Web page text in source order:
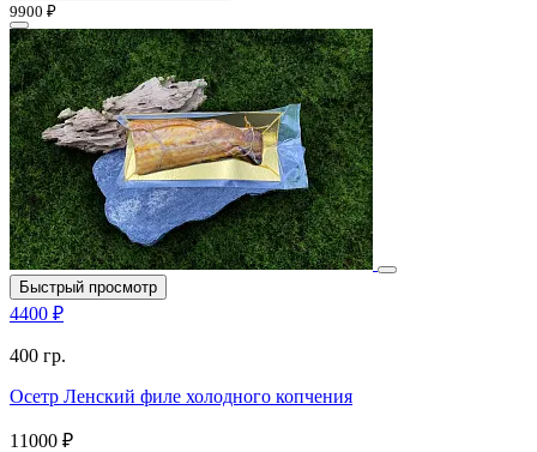
9900 ₽
Быстрый просмотр
4400 ₽
400 гр.
Осетр Ленский филе холодного копчения
11000 ₽